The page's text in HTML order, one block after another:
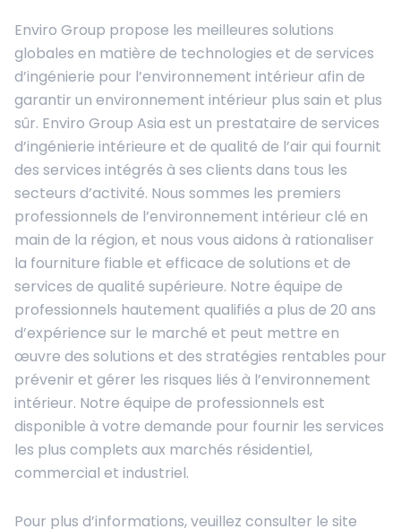
Enviro Group propose les meilleures solutions
globales en matière de technologies et de services
d’ingénierie pour l’environnement intérieur afin de
garantir un environnement intérieur plus sain et plus
sûr. Enviro Group Asia est un prestataire de services
d’ingénierie intérieure et de qualité de l’air qui fournit
des services intégrés à ses clients dans tous les
secteurs d’activité. Nous sommes les premiers
professionnels de l’environnement intérieur clé en
main de la région, et nous vous aidons à rationaliser
la fourniture fiable et efficace de solutions et de
services de qualité supérieure. Notre équipe de
professionnels hautement qualifiés a plus de 20 ans
d’expérience sur le marché et peut mettre en
œuvre des solutions et des stratégies rentables pour
prévenir et gérer les risques liés à l’environnement
intérieur. Notre équipe de professionnels est
disponible à votre demande pour fournir les services
les plus complets aux marchés résidentiel,
commercial et industriel.
Pour plus d’informations, veuillez consulter le site